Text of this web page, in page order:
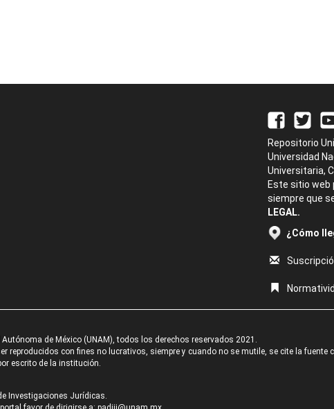
Repositorio
Universidad
Universitaria,
Este sitio web
siempre que
LEGAL.
¿Cómo
de México (UNAM), todos los derechos reservados 2021.
reproducidos con fines no lucrativos, siempre y cuando no se mutile, se cite la fuente
escrito de la institución.
Investigaciones Jurídicas.